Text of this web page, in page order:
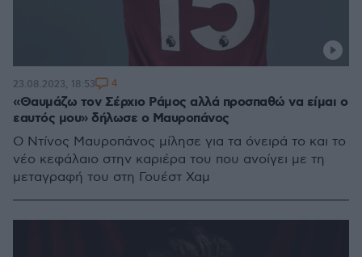
«Θαυμάζω τον Σέρχιο Ράμος αλλά προσπαθώ να είμαι ο
εαυτός μου» δήλωσε ο Μαυροπάνος
Ο Ντίνος Μαυροπάνος μίλησε για τα όνειρά το και το
νέο κεφάλαιο στην καριέρα του που ανοίγει με τη
μεταγραφή του στη Γουέστ Χαμ
23.08.2023, 18:53 4